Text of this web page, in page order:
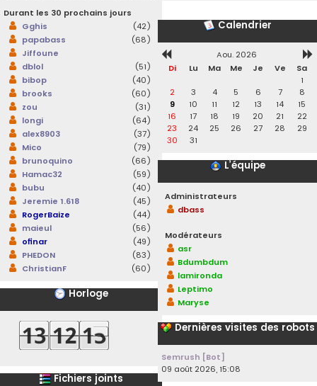
Durant les 30 prochains jours
Gghis
(42)
papabass
(68)
Jiffoune
dblol
(51)
bibop
(40)
brooks
(60)
zou
(31)
longi
(64)
alex8903
(37)
Mico
(79)
brunoquino
(66)
Hamac32
(59)
bubu
(40)
Jeremie 1.618
(45)
RogerBaize
(44)
maieul
(56)
ofinar
(49)
PHEDON
(83)
ChristianF
(60)
Horloge
Fichiers joints
Calendrier
Aou. 2026
Di
Lu Ma Me Je Ve
Sa
1
2
3 4 5 6 7
8
9
10 11 12 13 14
15
16
17 18 19 20 21
22
23
24 25 26 27 28
29
30
31
L’équipe
Administrateurs
dbass
Modérateurs
asr
Bdumbdum
lamironda
Leptimo
Maryse
Dernières visites des robots
Semrush [Bot]
09 août 2026, 15:08